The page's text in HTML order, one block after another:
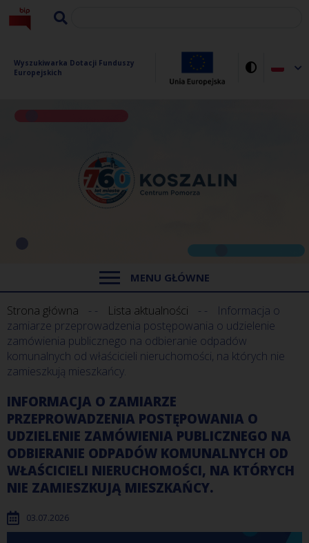
Wyszukiwarka Dotacji Funduszy
Europejskich
MENU GŁÓWNE
Strona główna Lista aktualności
Informacja o
zamiarze przeprowadzenia postępowania o udzielenie
zamówienia publicznego na odbieranie odpadów
komunalnych od właścicieli nieruchomości, na których nie
zamieszkują mieszkańcy.
INFORMACJA O ZAMIARZE
PRZEPROWADZENIA POSTĘPOWANIA O
UDZIELENIE ZAMÓWIENIA PUBLICZNEGO NA
ODBIERANIE ODPADÓW KOMUNALNYCH OD
WŁAŚCICIELI NIERUCHOMOŚCI, NA KTÓRYCH
NIE ZAMIESZKUJĄ MIESZKAŃCY.
03.07.2026